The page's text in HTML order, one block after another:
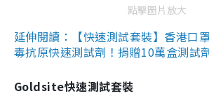
點擊圖片放大
延伸閱讀：【快速測試套裝】香港口
毒抗原快速測試劑！捐贈10萬盒測試
Goldsite快速測試套裝